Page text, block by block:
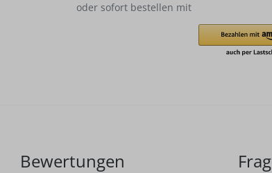
oder sofort bestellen mit
Bewertungen